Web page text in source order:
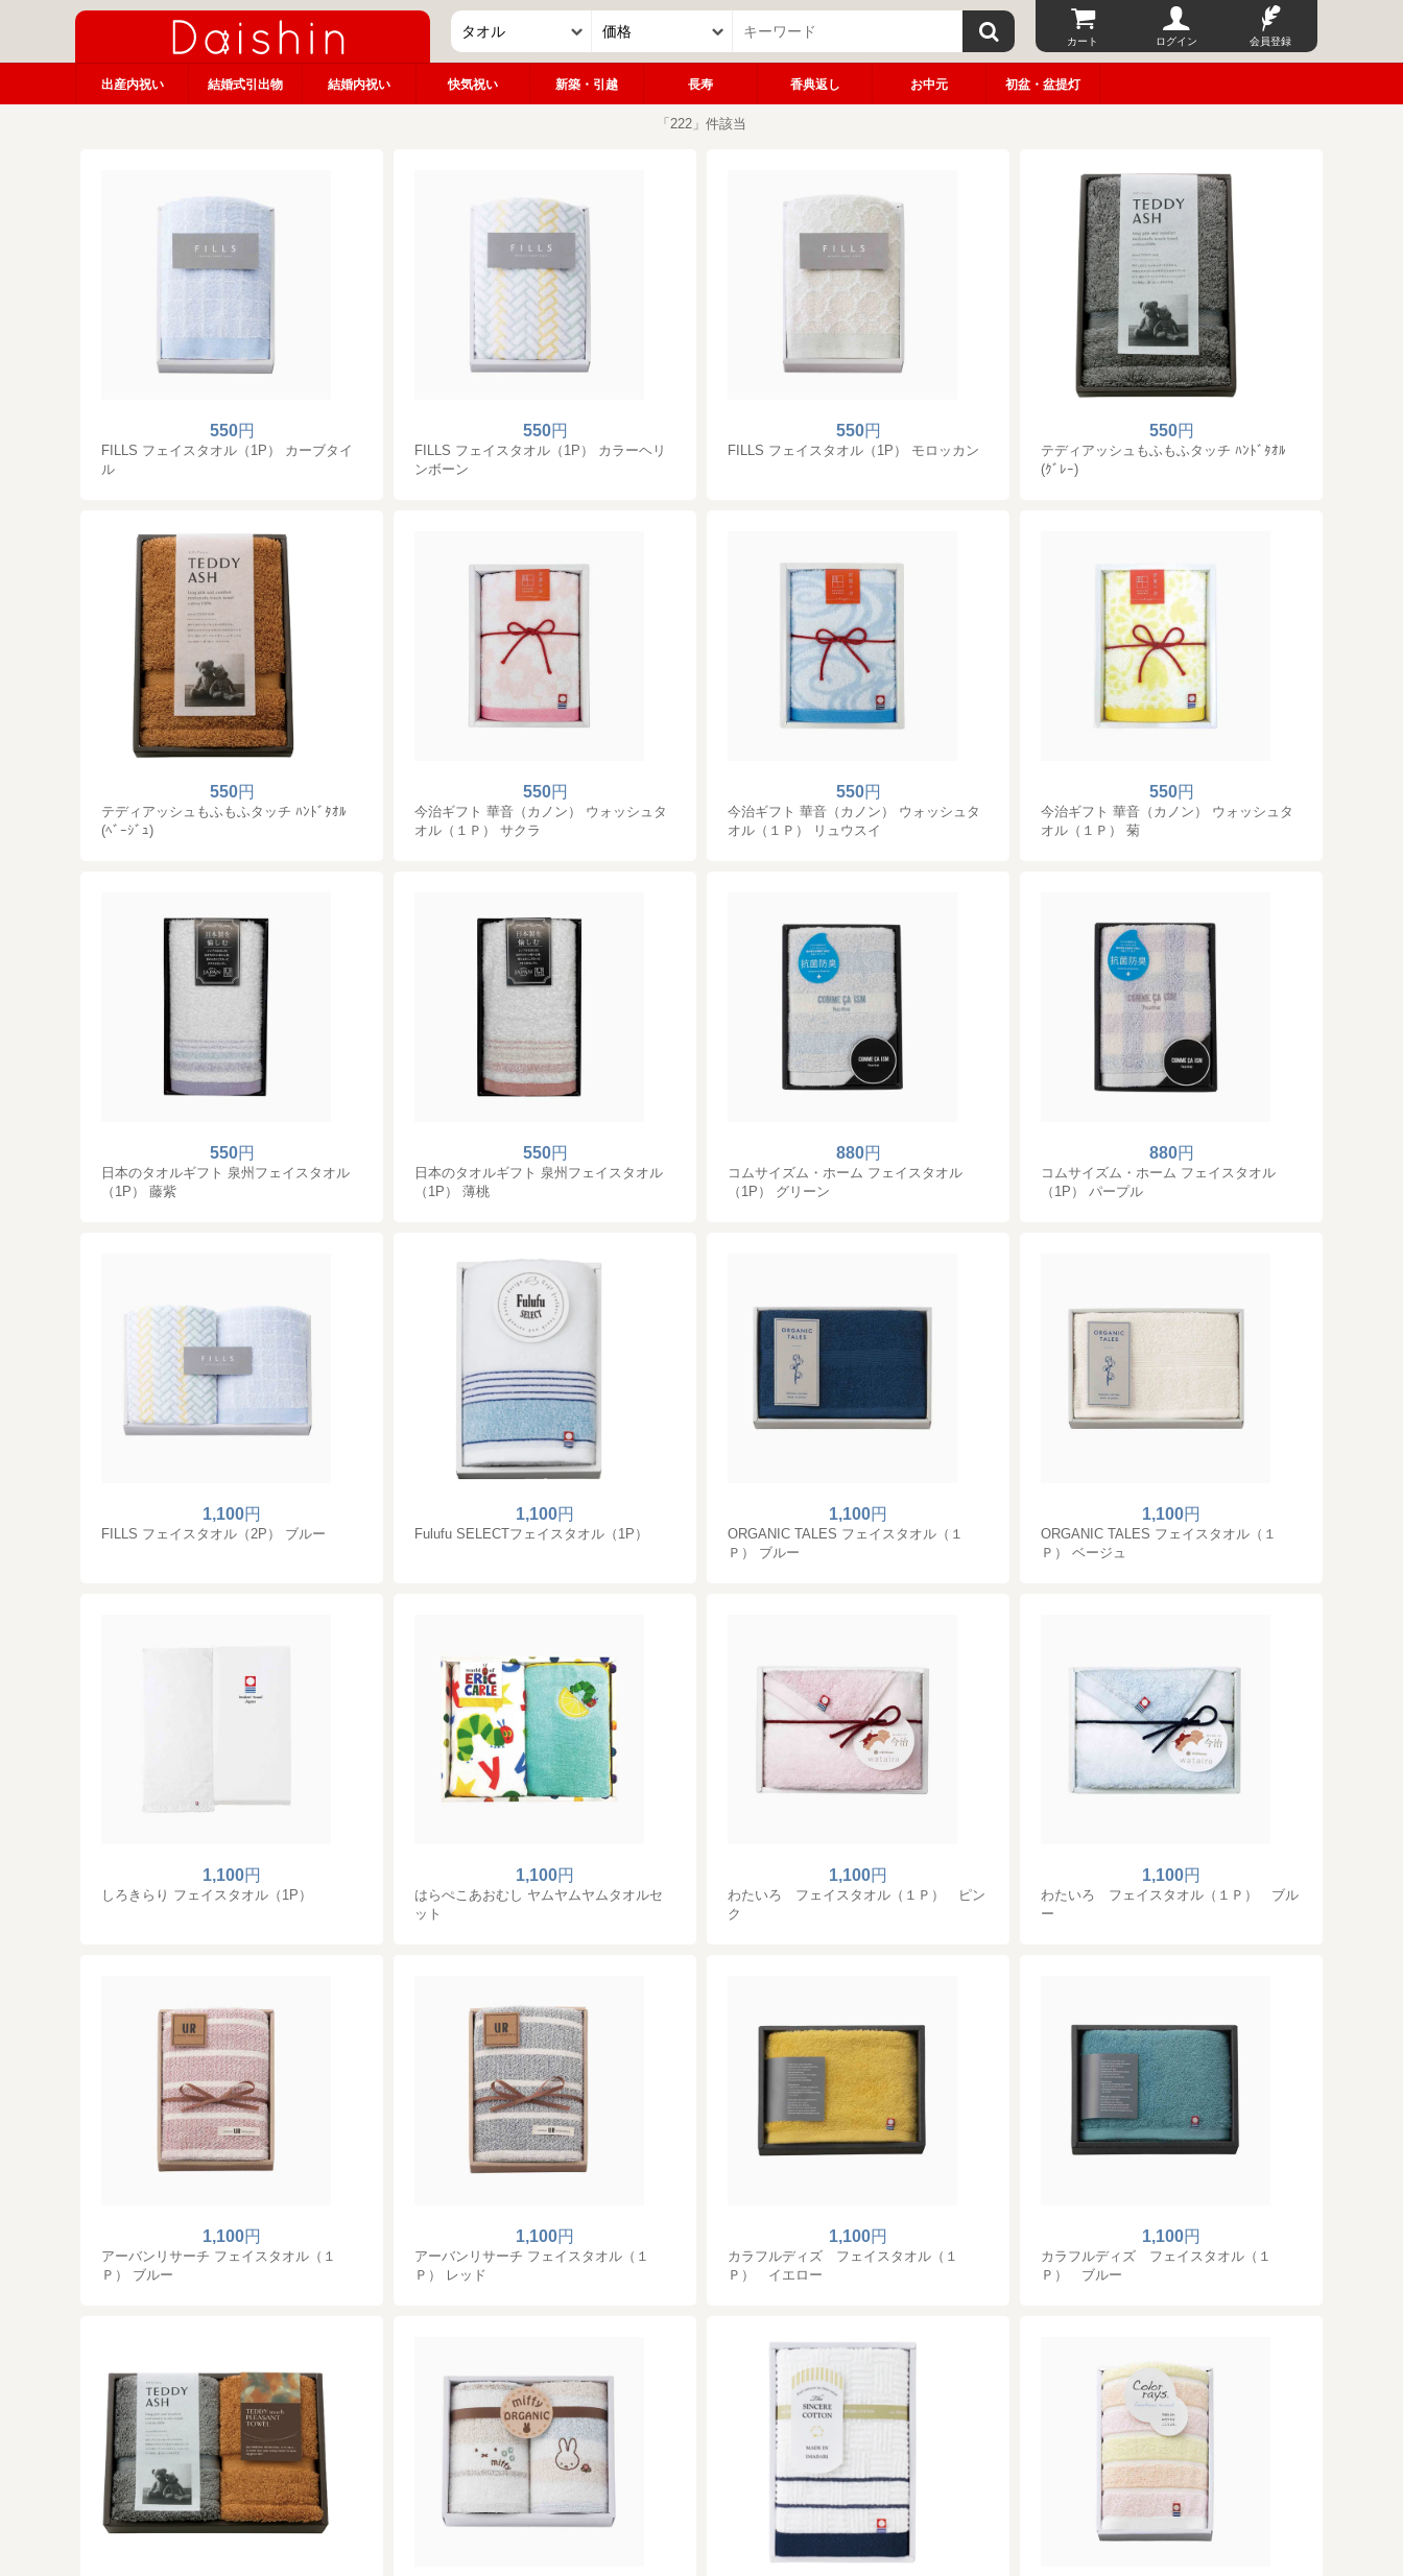
カート ログイン 会員登録
出産内祝い 結婚式引出物 結婚内祝い 快気祝い 新築・引越 長寿 香典返し お中元 初盆・盆提灯
「222」件該当
550円
FILLS フェイスタオル（1P） カーブタイ
ル
550円
FILLS フェイスタオル（1P） カラーヘリ
ンボーン
550円
FILLS フェイスタオル（1P） モロッカン
550円
テディアッシュもふもふタッチ ﾊﾝﾄﾞﾀｵﾙ
(ｸﾞﾚｰ)
550円
テディアッシュもふもふタッチ ﾊﾝﾄﾞﾀｵﾙ
(ﾍﾞｰｼﾞｭ)
550円
今治ギフト 華音（カノン） ウォッシュタ
オル（１Ｐ） サクラ
550円
今治ギフト 華音（カノン） ウォッシュタ
オル（１Ｐ） リュウスイ
550円
今治ギフト 華音（カノン） ウォッシュタ
オル（１Ｐ） 菊
550円
日本のタオルギフト 泉州フェイスタオル
（1P） 藤紫
550円
日本のタオルギフト 泉州フェイスタオル
（1P） 薄桃
880円
コムサイズム・ホーム フェイスタオル
（1P） グリーン
880円
コムサイズム・ホーム フェイスタオル
（1P） パープル
1,100円
FILLS フェイスタオル（2P） ブルー
1,100円
Fulufu SELECTフェイスタオル（1P）
1,100円
ORGANIC TALES フェイスタオル（１
Ｐ） ブルー
1,100円
ORGANIC TALES フェイスタオル（１
Ｐ） ベージュ
1,100円
しろきらり フェイスタオル（1P）
1,100円
はらぺこあおむし ヤムヤムヤムタオルセ
ット
1,100円
わたいろ フェイスタオル（１Ｐ） ピン
ク
1,100円
わたいろ フェイスタオル（１Ｐ） ブル
ー
1,100円
アーバンリサーチ フェイスタオル（１
Ｐ） ブルー
1,100円
アーバンリサーチ フェイスタオル（１
Ｐ） レッド
1,100円
カラフルディズ フェイスタオル（１
Ｐ） イエロー
1,100円
カラフルディズ フェイスタオル（１
Ｐ） ブルー